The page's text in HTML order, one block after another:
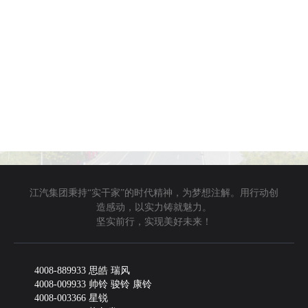
江汽集团秉持“实干家”的时代精神，为梦想注解。用行动创
造感动，以实力铸就魅力。
坚实前行，实现美好未来！
4008-889933 思皓 瑞风
4008-009933 帅铃 骏铃 康铃
4008-003366 星锐